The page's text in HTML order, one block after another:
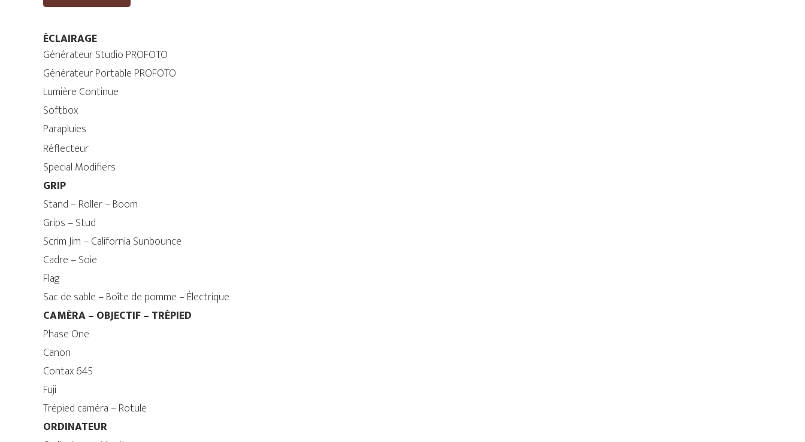
ÉCLAIRAGE
Générateur Studio PROFOTO
Générateur Portable PROFOTO
Lumière Continue
Softbox
Parapluies
Réflecteur
Special Modifiers
GRIP
Stand – Roller – Boom
Grips – Stud
Scrim Jim – California Sunbounce
Cadre – Soie
Flag
Sac de sable – Boîte de pomme – Électrique
CAMÉRA – OBJECTIF – TRÉPIED
Phase One
Canon
Contax 645
Fuji
Trépied caméra – Rotule
ORDINATEUR